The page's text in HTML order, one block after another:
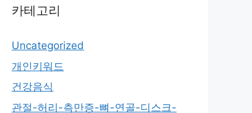
카테고리
Uncategorized
개인키워드
건강음식
관절-허리-측만증-뼈-연골-디스크-